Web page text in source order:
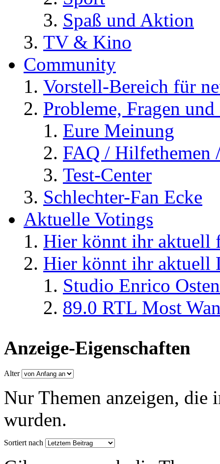
Spaß und Aktion
TV & Kino
Community
Vorstell-Bereich für
Probleme, Fragen
Eure Meinung
FAQ / Hilfethemen
Test-Center
Schlechter-Fan Ecke
Aktuelle Votings
Hier könnt ihr aktuell
Hier könnt ihr aktuell
Studio Enrico
89.0 RTL Most
Anzeige-Eigenschaften
Alter
Nur Themen anzeigen, die
wurden.
Sortiert nach